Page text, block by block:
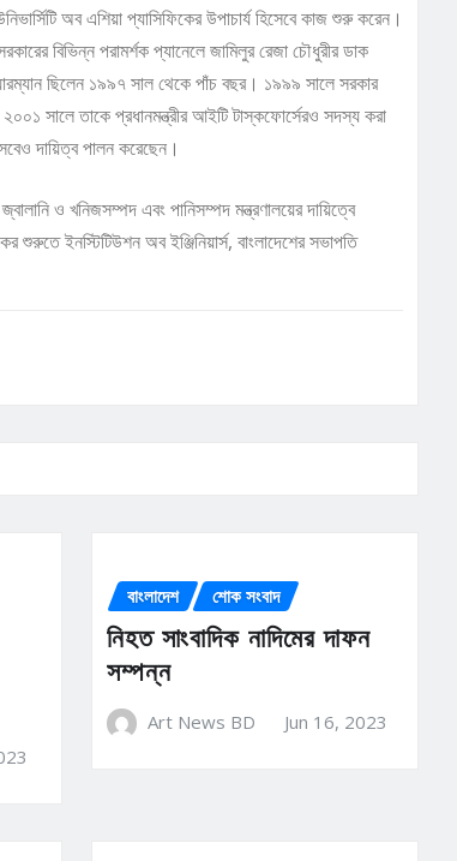
অব এশিয়া প্যাসিফিকের উপাচার্য হিসেবে কাজ শুরু করেন।
বিভিন্ন পরামর্শক প্যানেলে জামিলুর রেজা চৌধুরীর ডাক
ছিলেন ১৯৯৭ সাল থেকে পাঁচ বছর। ১৯৯৯ সালে সরকার
সালে তাকে প্রধানমন্ত্রীর আইটি টাস্কফোর্সেরও সদস্য করা
দায়িত্ব পালন করেছেন।
ও খনিজসম্পদ এবং পানিসম্পদ মন্ত্রণালয়ের দায়িত্বে
শুরুতে ইনস্টিটিউশন অব ইঞ্জিনিয়ার্স, বাংলাদেশের সভাপতি
বাংলাদেশ শোক সংবাদ
নিহত সাংবাদিক নাদিমের দাফন
সম্পন্ন
Art News BD Jun 16, 2023